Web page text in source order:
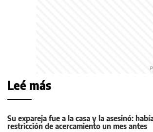
Leé más
Su expareja fue a la casa y la asesinó:
restricción de acercamiento un mes antes